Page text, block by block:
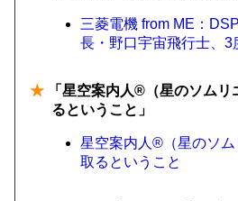
三菱電機 from ME：
長・野口宇宙飛行士、3
★ 「星空案内人®（星のソム
るということ」
星空案内人®（星のソ
取るということ